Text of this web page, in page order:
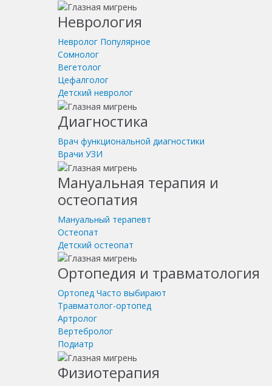
Неврология
Невролог Популярное
Сомнолог
Вегетолог
Цефалголог
Детский невролог
Диагностика
Врач функциональной диагностики
Врачи УЗИ
Мануальная терапия и
остеопатия
Мануальный терапевт
Остеопат
Детский остеопат
Ортопедия и травматология
Ортопед Часто выбирают
Травматолог-ортопед
Артролог
Вертебролог
Подиатр
Физиотерапия